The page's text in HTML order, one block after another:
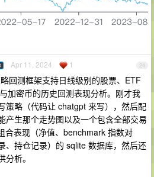
24
Apr 11, 2024 1
回测框架支持日线级别的股票、ETF
加密币的历史回测表现分析。刚才我
策略（代码让 chatgpt 来写），然后配
产生那个走势图以及一个包含全部交易
合表现（净值、benchmark 指数对
、持仓记录）的 sqlite 数据库，然后还
析。